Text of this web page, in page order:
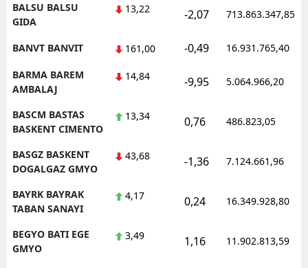
BALSU BALSU
GIDA
13,22 -2,07 713.863.347,85
BANVT BANVIT 161,00 -0,49 16.931.765,40
BARMA BAREM
AMBALAJ
14,84 -9,95 5.064.966,20
BASCM BASTAS
BASKENT CIMENTO
13,34 0,76 486.823,05
BASGZ BASKENT
DOGALGAZ GMYO
43,68 -1,36 7.124.661,96
BAYRK BAYRAK
TABAN SANAYI
4,17 0,24 16.349.928,80
BEGYO BATI EGE
GMYO
3,49 1,16 11.902.813,59